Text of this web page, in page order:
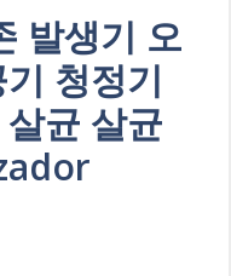
발생기 오
청정기
균 살균